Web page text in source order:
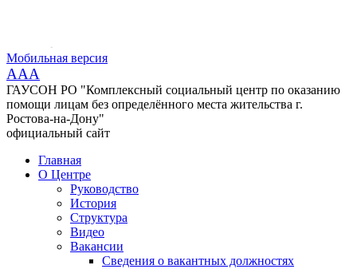
Мобильная версия
AAA
ГАУСОН РО "Комплексный социальный центр по оказанию
помощи лицам без определённого места жительства г.
Ростова-на-Дону"
официальный сайт
Главная
О Центре
Руководство
История
Структура
Видео
Вакансии
Сведения о вакантных должностях